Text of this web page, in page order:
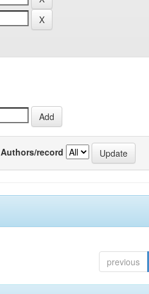
Authors/record
previous